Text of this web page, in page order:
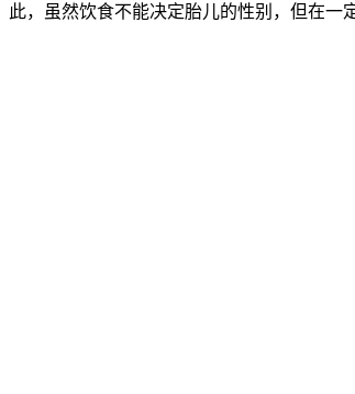
此，虽然饮食不能决定胎儿的性别，但在一